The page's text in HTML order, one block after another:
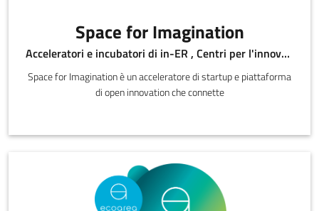
Space for Imagination
Acceleratori e incubatori di in-ER , Centri per l'innovazione
Space for Imagination è un acceleratore di startup e piattaforma
di open innovation che connette